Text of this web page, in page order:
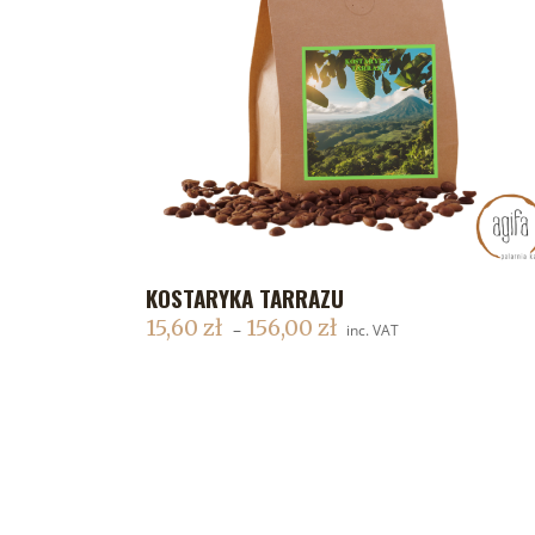
DODAJ DO KOSZYKA
KOSTARYKA TARRAZU
15,60 zł – 156,00 zł inc. VAT